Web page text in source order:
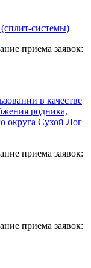
системы)
приема заявок:
в качестве
родника,
округа Сухой Лог
приема заявок:
приема заявок: